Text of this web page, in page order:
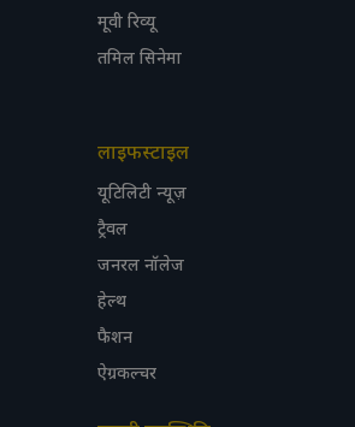
मूवी रिव्यू
तमिल सिनेमा
लाइफस्टाइल
यूटिलिटी न्यूज़
ट्रैवल
जनरल नॉलेज
हेल्थ
फैशन
ऐग्रकल्चर